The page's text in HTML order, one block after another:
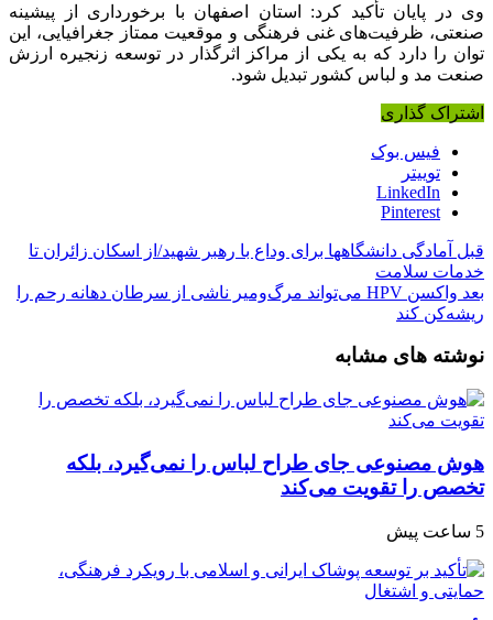
وی در پایان تأکید کرد: استان اصفهان با برخورداری از پیشینه
صنعتی، ظرفیت‌های غنی فرهنگی و موقعیت ممتاز جغرافیایی، این
توان را دارد که به یکی از مراکز اثرگذار در توسعه زنجیره ارزش
صنعت مد و لباس کشور تبدیل شود.
اشتراک گذاری
فیس بوک
توییتر
LinkedIn
Pinterest
قبل آمادگی دانشگاهها برای وداع با رهبر شهید/از اسکان زائران تا
خدمات سلامت
بعد
واکسن HPV می‌تواند مرگ‌ومیر ناشی از سرطان دهانه رحم را
ریشه‌کن کند
نوشته های مشابه
هوش مصنوعی جای طراح لباس را نمی‌گیرد، بلکه
تخصص را تقویت می‌کند
5 ساعت پیش